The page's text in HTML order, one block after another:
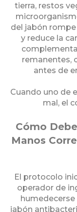
tierra, restos
del jabón
y reduce la
remanentes,
antes de
Cuando uno de
mal, el
Cómo
Manos
El protocolo
operador de
jabón